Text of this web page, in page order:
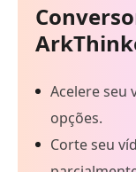
Acelere seu
opções.
Corte seu